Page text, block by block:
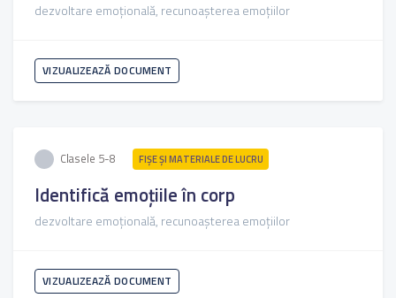
dezvoltare emoțională, recunoașterea emoțiilor
VIZUALIZEAZĂ DOCUMENT
Clasele 5-8 FIŞE ŞI MATERIALE DE LUCRU
Identifică emoțiile în corp
dezvoltare emoțională, recunoașterea emoțiilor
VIZUALIZEAZĂ DOCUMENT